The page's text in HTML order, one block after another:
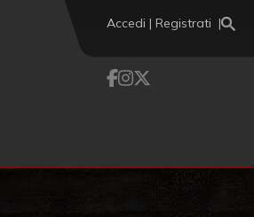
Accedi | Registrati